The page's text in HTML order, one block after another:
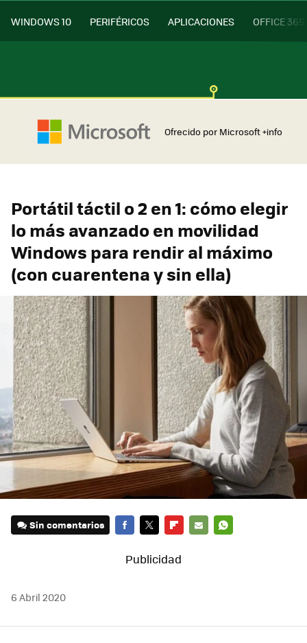
WINDOWS 10 PERIFÉRICOS APLICACIONES OFFICE 365
Ofrecido por Microsoft+info
Portátil táctil o 2 en 1: cómo elegir
lo más avanzado en movilidad
Windows para rendir al máximo
(con cuarentena y sin ella)
Sin comentarios
6 Abril 2020